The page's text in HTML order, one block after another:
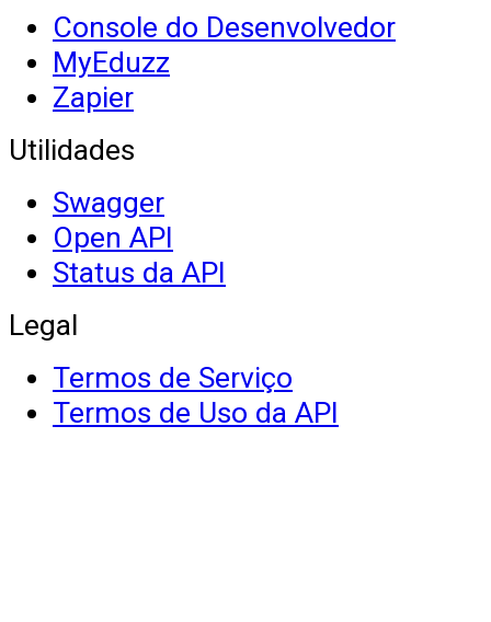
Console do Desenvolvedor
MyEduzz
Zapier
Utilidades
Swagger
Open API
Status da API
Legal
Termos de Serviço
Termos de Uso da API